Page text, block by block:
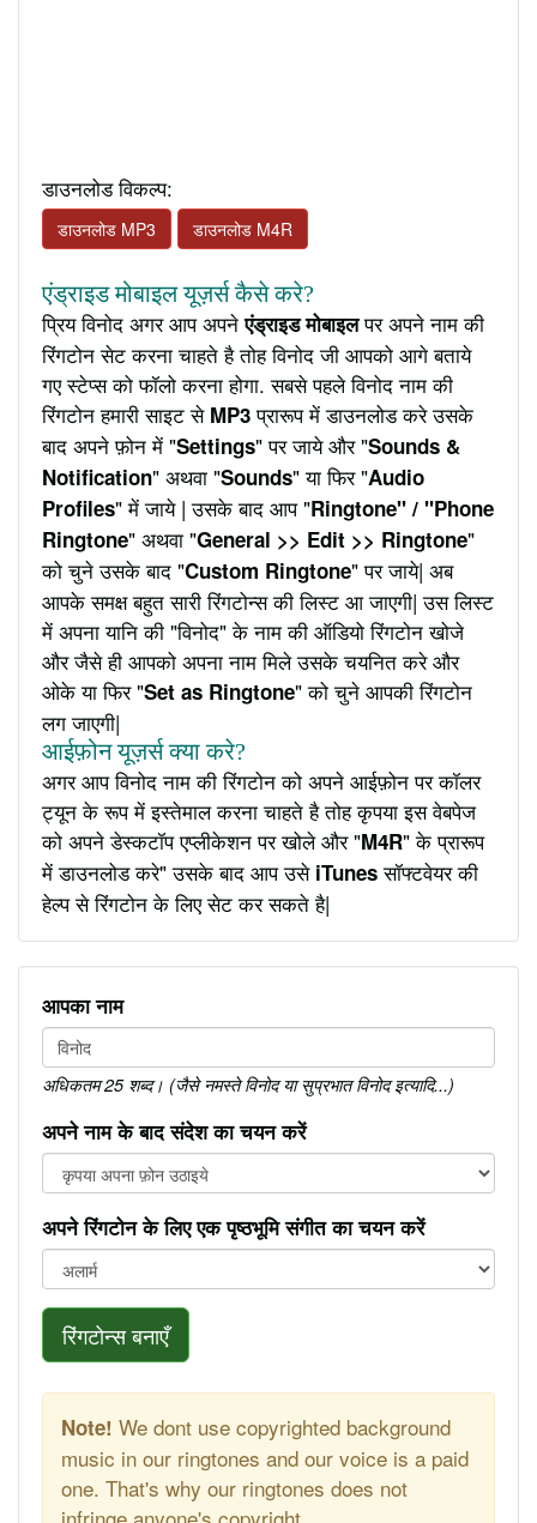
डाउनलोड विकल्प:
डाउनलोड MP3 डाउनलोड M4R
एंड्राइड मोबाइल यूज़र्स कैसे करे?
प्रिय विनोद अगर आप अपनेएंड्राइड मोबाइलपर अपने नाम की
रिंगटोन सेट करना चाहते है तोह विनोद जी आपको आगे बताये
गए स्टेप्स को फॉलो करना होगा. सबसे पहले विनोद नाम की
रिंगटोन हमारी साइट से MP3प्रारूप में डाउनलोड करे उसके
बाद अपने फ़ोन में "Settings" पर जाये और "Sounds &
Notification" अथवा "Sounds" या फिर "Audio
Profiles" में जाये | उसके बाद आप "Ringtone" / "Phone
Ringtone" अथवा "General >> Edit >> Ringtone"
को चुने उसके बाद "Custom Ringtone" पर जाये| अब
आपके समक्ष बहुत सारी रिंगटोन्स की लिस्ट आ जाएगी| उस लिस्ट
में अपना यानि की "विनोद" के नाम की ऑडियो रिंगटोन खोजे
और जैसे ही आपको अपना नाम मिले उसके चयनित करे और
ओके या फिर "Set as Ringtone" को चुने आपकी रिंगटोन
लग जाएगी|
आईफ़ोन यूज़र्स क्या करे?
अगर आप विनोद नाम की रिंगटोन को अपने आईफ़ोन पर कॉलर
ट्यून के रूप में इस्तेमाल करना चाहते है तोह कृपया इस वेबपेज
को अपने डेस्कटॉप एप्लीकेशन पर खोले और "M4R" के प्रारूप
में डाउनलोड करे" उसके बाद आप उसे iTunesसॉफ्टवेयर की
हेल्प से रिंगटोन के लिए सेट कर सकते है|
आपका नाम
अधिकतम 25 शब्द। (जैसे नमस्ते विनोद या सुप्रभात विनोद इत्यादि...)
अपने नाम के बाद संदेश का चयन करें
अपने रिंगटोन के लिए एक पृष्ठभूमि संगीत का चयन करें
रिंगटोन्स बनाएँ
Note! We dont use copyrighted background
music in our ringtones and our voice is a paid
one. That's why our ringtones does not
infringe anyone's copyright.